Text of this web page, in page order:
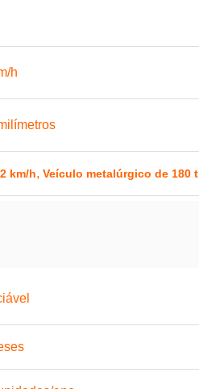
h
km/h, Veículo metalúrgico de 180 t